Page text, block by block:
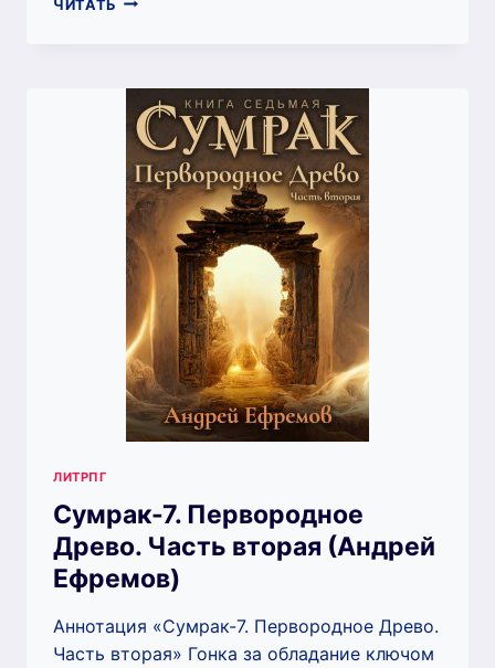
ЧИТАТЬ
ЛИТРПГ
Сумрак-7. Первородное
Древо. Часть вторая (Андрей
Ефремов)
Аннотация «Сумрак-7. Первородное Древо.
Часть вторая» Гонка за обладание ключом